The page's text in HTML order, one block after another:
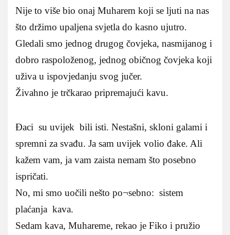
Nije to više bio onaj Muharem koji se ljuti na nas
što držimo upaljena svjetla do kasno ujutro.
Gledali smo jednog drugog čovjeka, nasmijanog i
dobro raspoloženog, jednog običnog čovjeka koji
uživa u ispovjedanju svog jučer.
Živahno je trčkarao pripremajući kavu.
Đaci su uvijek bili isti. Nestašni, skloni galami i
spremni za svađu. Ja sam uvijek volio đake. Ali
kažem vam, ja vam zaista nemam što posebno
ispričati.
No, mi smo uočili nešto po¬sebno: sistem
plaćanja kava.
Sedam kava, Muhareme, rekao je Fiko i pružio